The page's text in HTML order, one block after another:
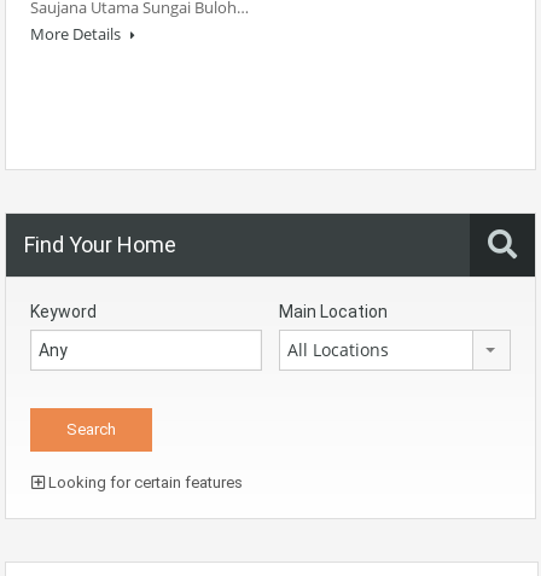
Saujana Utama Sungai Buloh…
More Details
Find Your Home
Keyword Main Location
All Locations
Looking for certain features